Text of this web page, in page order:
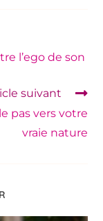
l’ego de son
suivant
pas vers votre
vraie nature